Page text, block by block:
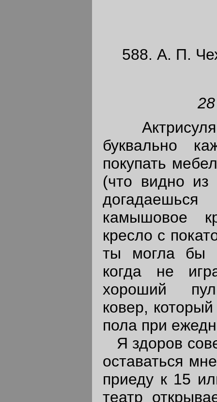
588. А. П.
буквально
покупать
(что видно
камышовое
кресло с
ты могла бы
когда не
хороший
ковер,
пола при
Я здоров
оставаться
приеду к 15
театр